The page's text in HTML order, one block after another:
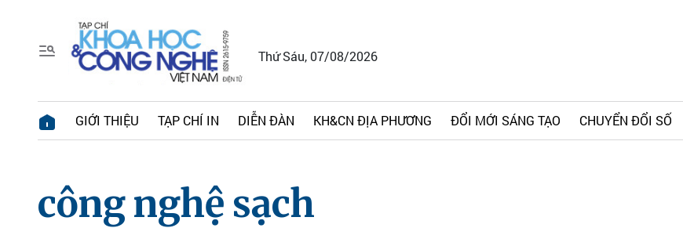
Thứ Sáu, 07/08/2026
GIỚI THIỆU TẠP CHÍ IN DIỄN ĐÀN KH&CN ĐỊA PHƯƠNG ĐỔI MỚI SÁNG TẠO CHUYỂN ĐỔI SỐ
công nghệ sạch